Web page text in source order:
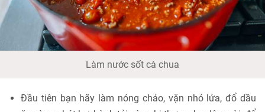
Làm nước sốt cà chua
Đầu tiên bạn hãy làm nóng chảo, vặn nhỏ lửa, đổ dầu